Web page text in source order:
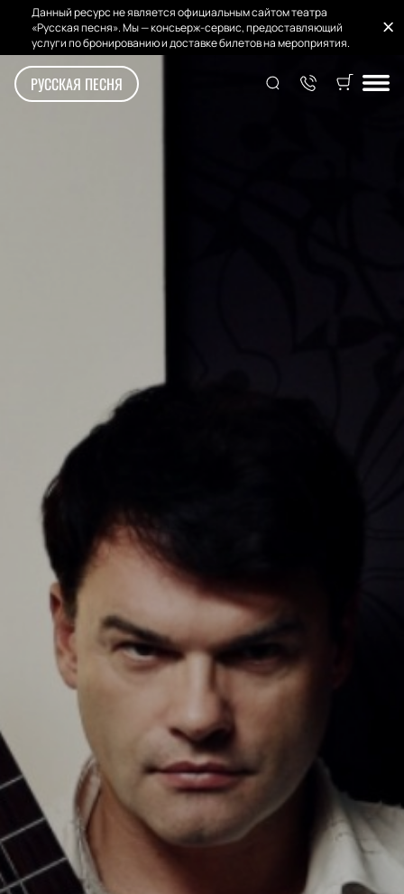
Данный ресурс не является официальным сайтом театра
«Русская песня». Мы — консьерж-сервис, предоставляющий
услуги по бронированию и доставке билетов на мероприятия.
РУССКАЯ ПЕСНЯ